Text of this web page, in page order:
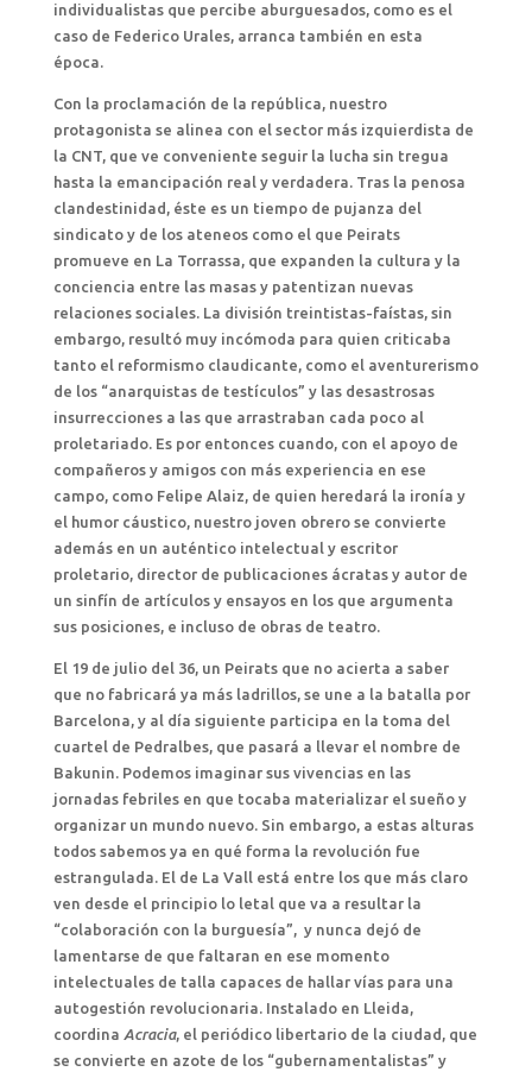
individualistas que percibe aburguesados, como es el
caso de Federico Urales, arranca también en esta
época.
Con la proclamación de la república, nuestro
protagonista se alinea con el sector más izquierdista de
la CNT, que ve conveniente seguir la lucha sin tregua
hasta la emancipación real y verdadera. Tras la penosa
clandestinidad, éste es un tiempo de pujanza del
sindicato y de los ateneos como el que Peirats
promueve en La Torrassa, que expanden la cultura y la
conciencia entre las masas y patentizan nuevas
relaciones sociales. La división treintistas-faístas, sin
embargo, resultó muy incómoda para quien criticaba
tanto el reformismo claudicante, como el aventurerismo
de los “anarquistas de testículos” y las desastrosas
insurrecciones a las que arrastraban cada poco al
proletariado. Es por entonces cuando, con el apoyo de
compañeros y amigos con más experiencia en ese
campo, como Felipe Alaiz, de quien heredará la ironía y
el humor cáustico, nuestro joven obrero se convierte
además en un auténtico intelectual y escritor
proletario, director de publicaciones ácratas y autor de
un sinfín de artículos y ensayos en los que argumenta
sus posiciones, e incluso de obras de teatro.
El 19 de julio del 36, un Peirats que no acierta a saber
que no fabricará ya más ladrillos, se une a la batalla por
Barcelona, y al día siguiente participa en la toma del
cuartel de Pedralbes, que pasará a llevar el nombre de
Bakunin. Podemos imaginar sus vivencias en las
jornadas febriles en que tocaba materializar el sueño y
organizar un mundo nuevo. Sin embargo, a estas alturas
todos sabemos ya en qué forma la revolución fue
estrangulada. El de La Vall está entre los que más claro
ven desde el principio lo letal que va a resultar la
“colaboración con la burguesía”, y nunca dejó de
lamentarse de que faltaran en ese momento
intelectuales de talla capaces de hallar vías para una
autogestión revolucionaria. Instalado en Lleida,
coordina Acracia, el periódico libertario de la ciudad, que
se convierte en azote de los “gubernamentalistas” y